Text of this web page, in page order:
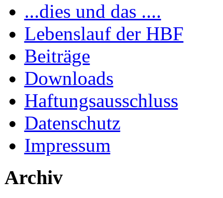
...dies und das ....
Lebenslauf der HBF
Beiträge
Downloads
Haftungsausschluss
Datenschutz
Impressum
Archiv